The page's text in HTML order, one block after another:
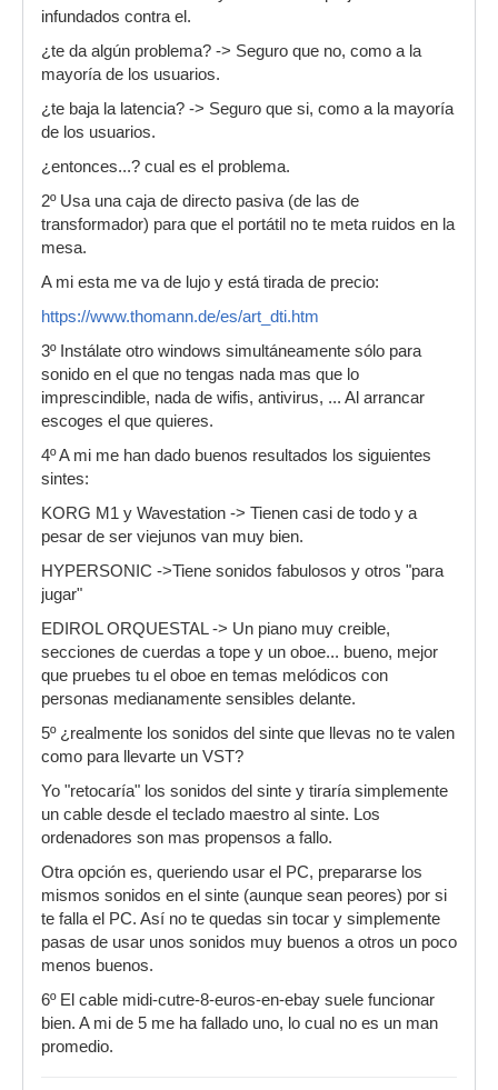
infundados contra el.
¿te da algún problema? -> Seguro que no, como a la
mayoría de los usuarios.
¿te baja la latencia? -> Seguro que si, como a la mayoría
de los usuarios.
¿entonces...? cual es el problema.
2º Usa una caja de directo pasiva (de las de
transformador) para que el portátil no te meta ruidos en la
mesa.
A mi esta me va de lujo y está tirada de precio:
https://www.thomann.de/es/art_dti.htm
3º Instálate otro windows simultáneamente sólo para
sonido en el que no tengas nada mas que lo
imprescindible, nada de wifis, antivirus, ... Al arrancar
escoges el que quieres.
4º A mi me han dado buenos resultados los siguientes
sintes:
KORG M1 y Wavestation -> Tienen casi de todo y a
pesar de ser viejunos van muy bien.
HYPERSONIC ->Tiene sonidos fabulosos y otros "para
jugar"
EDIROL ORQUESTAL -> Un piano muy creible,
secciones de cuerdas a tope y un oboe... bueno, mejor
que pruebes tu el oboe en temas melódicos con
personas medianamente sensibles delante.
5º ¿realmente los sonidos del sinte que llevas no te valen
como para llevarte un VST?
Yo "retocaría" los sonidos del sinte y tiraría simplemente
un cable desde el teclado maestro al sinte. Los
ordenadores son mas propensos a fallo.
Otra opción es, queriendo usar el PC, prepararse los
mismos sonidos en el sinte (aunque sean peores) por si
te falla el PC. Así no te quedas sin tocar y simplemente
pasas de usar unos sonidos muy buenos a otros un poco
menos buenos.
6º El cable midi-cutre-8-euros-en-ebay suele funcionar
bien. A mi de 5 me ha fallado uno, lo cual no es un man
promedio.